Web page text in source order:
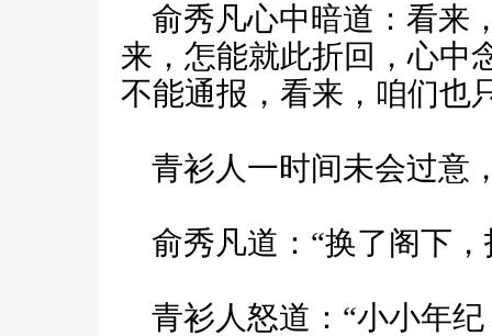
俞秀凡心中暗道：看来
来，怎能就此折回，心中
不能通报，看来，咱们也
青衫人一时间未会过意
俞秀凡道：“换了阁下，
青衫人怒道：“小小年纪